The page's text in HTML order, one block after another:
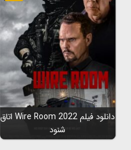
دانلود فیلم Wire Room 2022 اتاق
شنود